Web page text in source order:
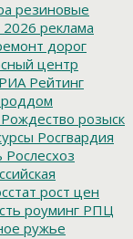
резиновые
реклама
дорог
центр
РИА Рейтинг
роддом
Рождество розыск
Росгвардия
Рослесхоз
рост цен
роуминг РПЦ
ружье